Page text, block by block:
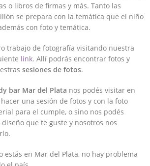
o libros de firmas y más. Tanto las
se prepara con la temática que el niño
con foto y temática.
trabajo de fotografía visitando nuestra
link. Allí podrás encontrar fotos y
sesiones de fotos.
bar Mar del Plata nos podés visitar en
una sesión de fotos y con la foto
para el cumple, o sino nos podés
que te guste y nosotros nos
estás en Mar del Plata, no hay problema